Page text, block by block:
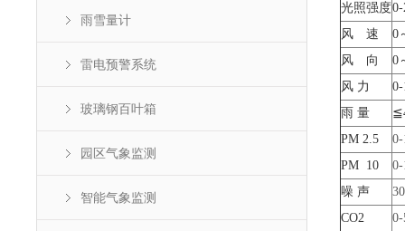
雨雪量计
雷电预警系统
玻璃钢百叶箱
园区气象监测
智能气象监测
光照强度
风 速
0
风 向
0
风 力
0-
雨 量
PM 2.5
0-
PM 10
0-
噪 声
CO2
0-